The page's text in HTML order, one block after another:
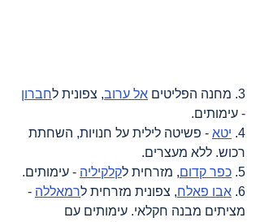
3. מחנה הפליטים אל ערוב, צפונית לחברון
- עימותים.
4. יטא - פשיטה לילית על חנויות, השחתת
רכוש. ללא מעצרים.
5. כפר קדום, מזרחית לקלקיליה - עימותים.
6. אבו פאלח, צפונית מזרחית לרמאללה -
מציתים מבנה חקלאי. עימותים עם